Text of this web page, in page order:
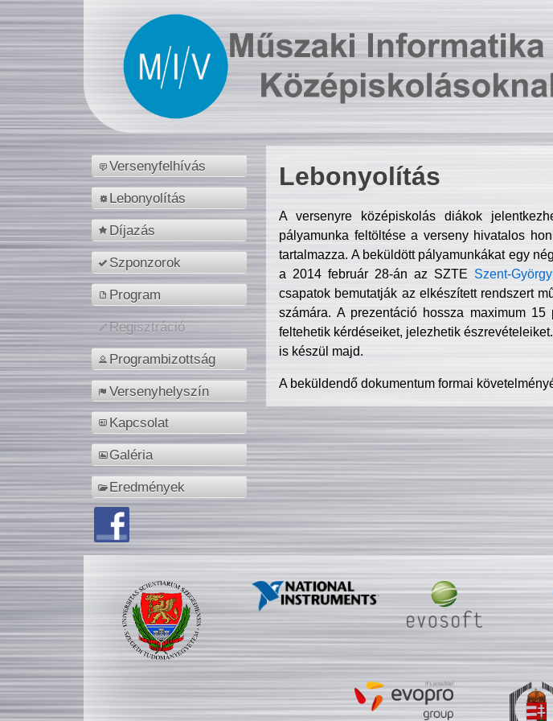
Versenyfelhívás
Lebonyolítás
Díjazás
Szponzorok
Program
Regisztráció
Programbizottság
Versenyhelyszín
Kapcsolat
Galéria
Eredmények
Lebonyolítás
A versenyre középiskolás diákok
pályamunka feltöltése a verseny hivatalos
tartalmazza. A beküldött pályamunkákat egy
a 2014 február 28-án az SZTE Szent-
csapatok bemutatják az elkészített rendszert
számára. A prezentáció hossza maximum
feltehetik kérdéseiket, jelezhetik
is készül majd.
A beküldendő dokumentum formai